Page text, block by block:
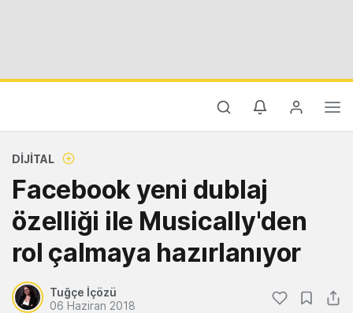
DIJITAL
Facebook yeni dublaj
özelliği ile Musically'den
rol çalmaya hazırlanıyor
Tuğçe İçözü
06 Haziran 2018